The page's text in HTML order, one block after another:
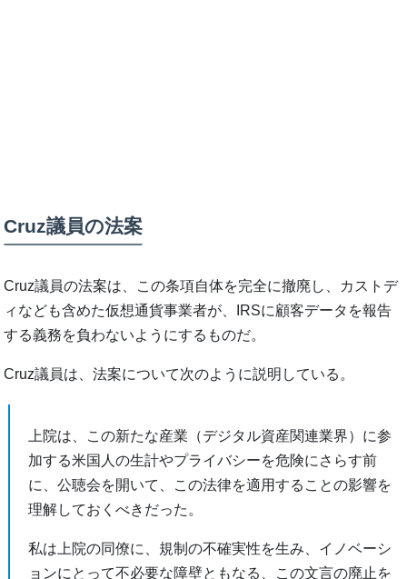
Cruz議員の法案
Cruz議員の法案は、この条項自体を完全に撤廃し、カストデ
ィなども含めた仮想通貨事業者が、IRSに顧客データを報告
する義務を負わないようにするものだ。
Cruz議員は、法案について次のように説明している。
上院は、この新たな産業（デジタル資産関連業界）に参
加する米国人の生計やプライバシーを危険にさらす前
に、公聴会を開いて、この法律を適用することの影響を
理解しておくべきだった。
私は上院の同僚に、規制の不確実性を生み、イノベーシ
ョンにとって不必要な障壁ともなる、この文言の廃止を